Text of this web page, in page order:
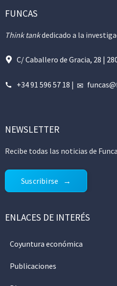
FUNCAS
Think tankdedicado a la
C/ Caballero de Gracia, 28 |
+34 91 596 57 18 |
NEWSLETTER
Recibe todas las noticias de
Suscribirse
ENLACES DE INTERÉS
Coyuntura económica
Publicaciones